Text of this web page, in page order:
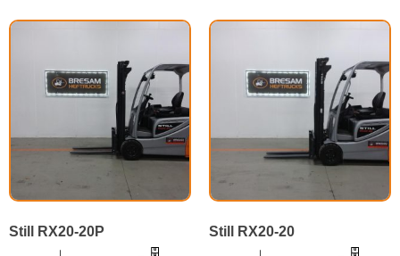
Still RX20-20P Still RX20-20